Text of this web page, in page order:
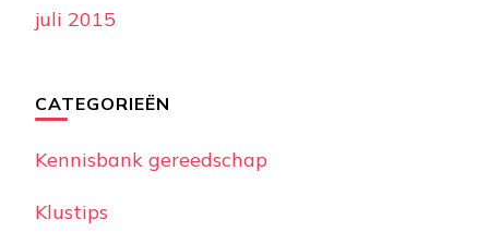
juli 2015
CATEGORIEËN
Kennisbank gereedschap
Klustips